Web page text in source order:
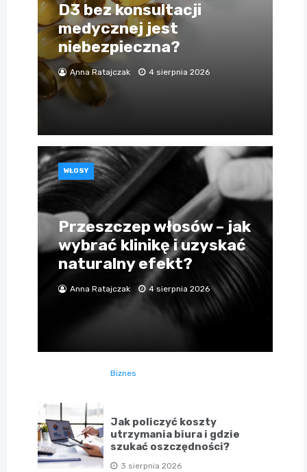
D3 bez konsultacji
medycznej jest
niebezpieczna?
Anna Ratajczak 4 sierpnia 2026
WŁOSY
Przeszczep włosów – jak
wybrać klinikę i uzyskać
naturalny efekt?
Anna Ratajczak 4 sierpnia 2026
Biznes
Jak policzyć koszty
utrzymania biura i gdzie
szukać oszczędności?
3 sierpnia 2026